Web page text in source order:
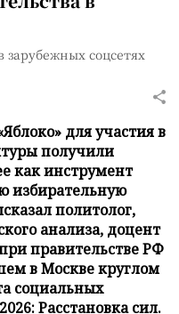
соцсетях
для участия в
получили
как инструмент
избирательную
политолог,
анализа, доцент
правительстве РФ
в Москве круглом
социальных
Расстановка сил.